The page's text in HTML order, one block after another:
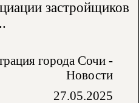
застройщиков
города Сочи -
Новости
27.05.2025